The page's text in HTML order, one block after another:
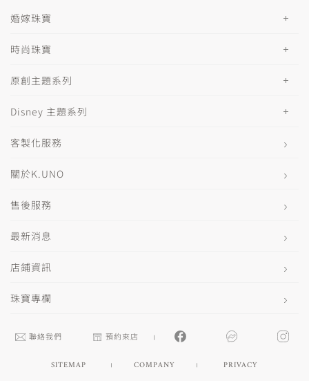
婚嫁珠寶
時尚珠寶
原創主題系列
Disney 主題系列
客製化服務
關於K.UNO
售後服務
最新消息
店鋪資訊
珠寶專欄
聯絡我們 預約來店
SITEMAP COMPANY PRIVACY